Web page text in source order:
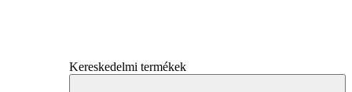
Kereskedelmi termékek